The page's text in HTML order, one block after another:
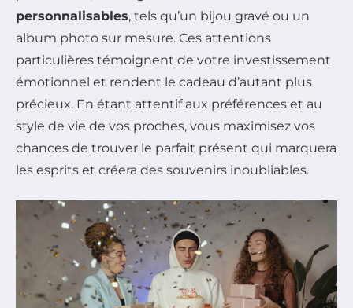
personnalisables, tels qu’un bijou gravé ou un
album photo sur mesure. Ces attentions
particulières témoignent de votre investissement
émotionnel et rendent le cadeau d’autant plus
précieux. En étant attentif aux préférences et au
style de vie de vos proches, vous maximisez vos
chances de trouver le parfait présent qui marquera
les esprits et créera des souvenirs inoubliables.